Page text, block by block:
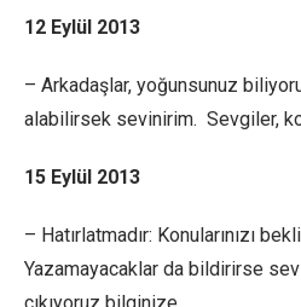
12 Eylül 2013
– Arkadaşlar, yoğunsunuz
alabilirsek sevinirim. Sevgiler,
15 Eylül 2013
– Hatırlatmadır: Konularınızı
Yazamayacaklar da bildirirse